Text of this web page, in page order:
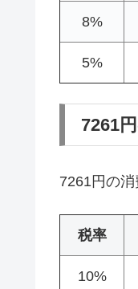
8%
5%
7261
7261円の
税率
10%